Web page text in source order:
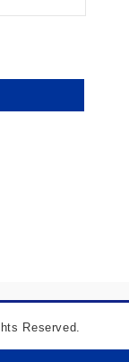
Reserved.